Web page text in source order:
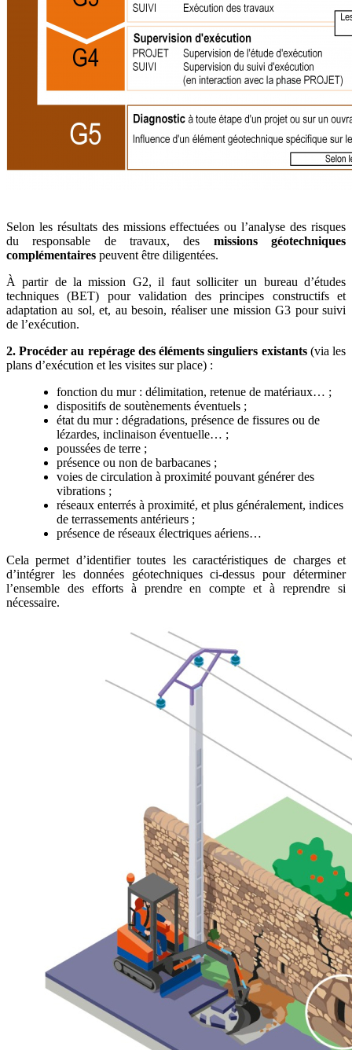
Selon les résultats des missions effectuées ou l’analyse des risques
du responsable de travaux, des missions géotechniques
complémentaires peuvent être diligentées.
À partir de la mission G2, il faut solliciter un bureau d’études
techniques (BET) pour validation des principes constructifs et
adaptation au sol, et, au besoin, réaliser une mission G3 pour suivi
de l’exécution.
2. Procéder au repérage des éléments singuliers existants(via les
plans d’exécution et les visites sur place) :
fonction du mur : délimitation, retenue de matériaux… ;
dispositifs de soutènements éventuels ;
état du mur : dégradations, présence de fissures ou de
lézardes, inclinaison éventuelle… ;
poussées de terre ;
présence ou non de barbacanes ;
voies de circulation à proximité pouvant générer des
vibrations ;
réseaux enterrés à proximité, et plus généralement, indices
de terrassements antérieurs ;
présence de réseaux électriques aériens…
Cela permet d’identifier toutes les caractéristiques de charges et
d’intégrer les données géotechniques ci-dessus pour déterminer
l’ensemble des efforts à prendre en compte et à reprendre si
nécessaire.